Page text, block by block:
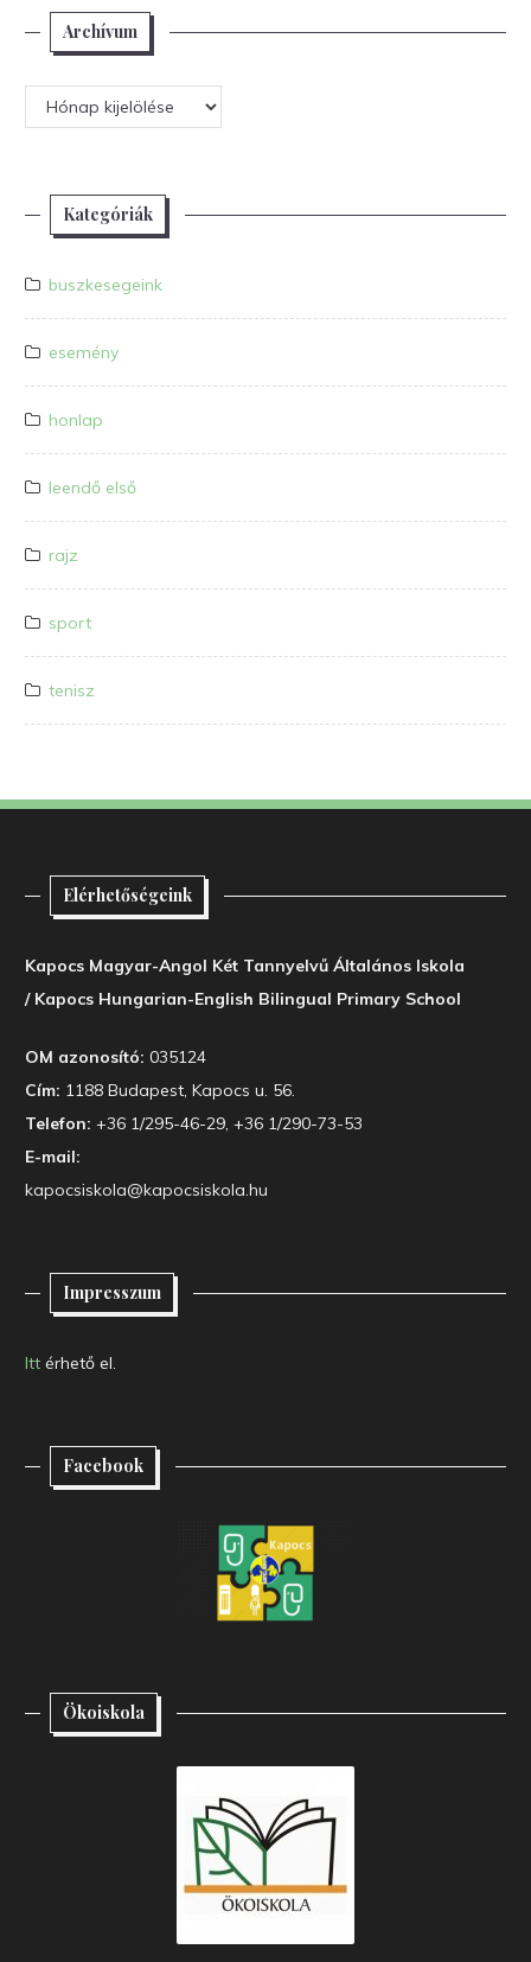
Archívum
Archívum
Kategóriák
buszkesegeink
esemény
honlap
leendő első
rajz
sport
tenisz
Elérhetőségeink
Kapocs Magyar-Angol Két Tannyelvű Általános Iskola
/ Kapocs Hungarian-English Bilingual Primary School
OM azonosító: 035124
Cím: 1188 Budapest, Kapocs u. 56.
Telefon: +36 1/295-46-29, +36 1/290-73-53
E-mail:
kapocsiskola@kapocsiskola.hu
Impresszum
Itt érhető el.
Facebook
Ökoiskola